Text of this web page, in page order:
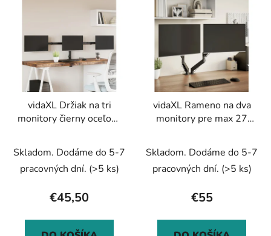
vidaXL Držiak na tri
monitory čierny oceľový
Skladom. Dodáme do 5-7
pracovných dní. (>5 ks)
€45,50
vidaXL Rameno na dva
monitory pre max 27
obrazovky 20kg
Skladom. Dodáme do 5-7
pracovných dní. (>5 ks)
€55